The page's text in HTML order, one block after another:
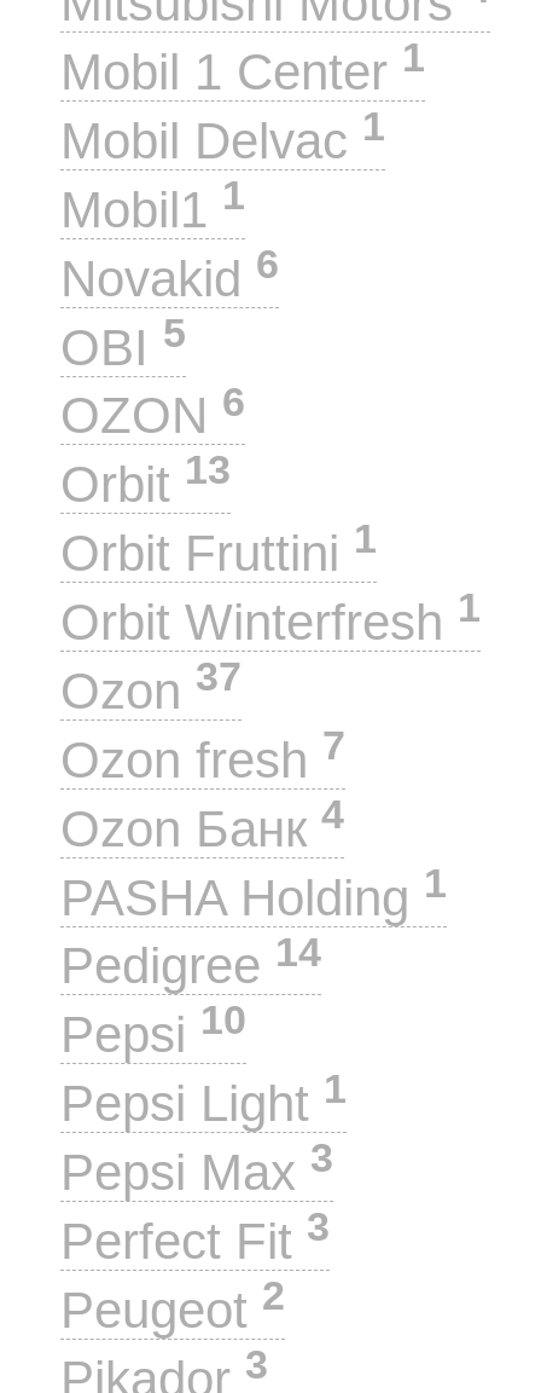
Mobil 1 Center 1
Mobil Delvac 1
Mobil1 1
Novakid 6
OBI 5
OZON 6
Orbit 13
Orbit Fruttini 1
Orbit Winterfresh 1
Ozon 37
Ozon fresh 7
Ozon Банк 4
PASHA Holding 1
Pedigree 14
Pepsi 10
Pepsi Light 1
Pepsi Max 3
Perfect Fit 3
Peugeot 2
Pikador 3